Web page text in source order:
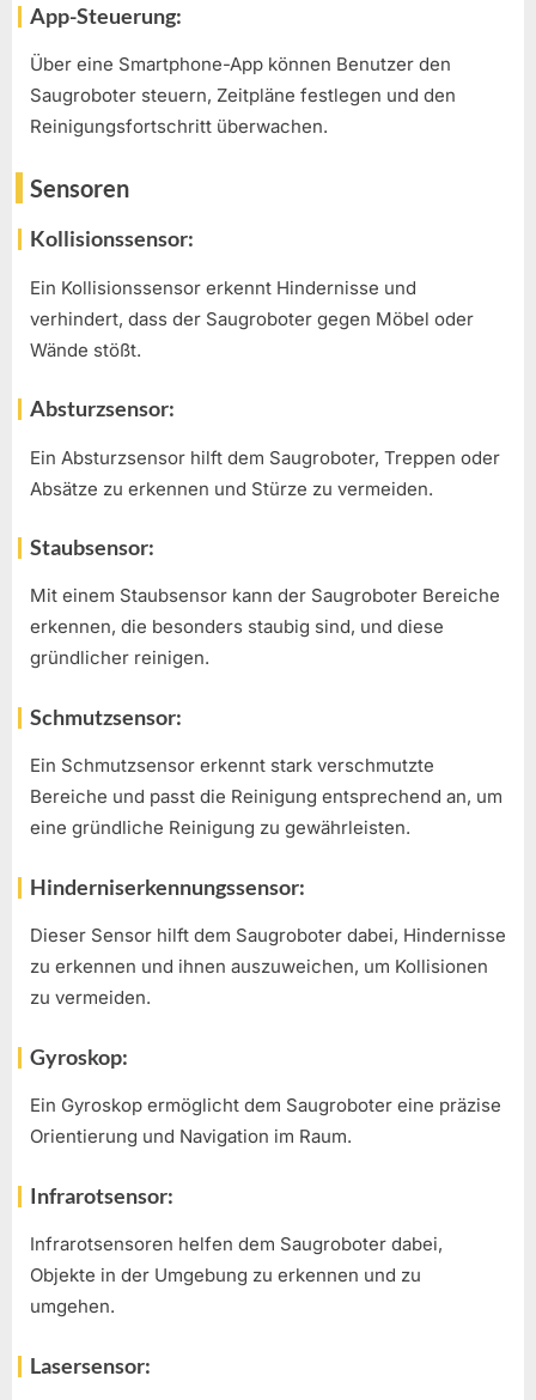
App-Steuerung:
Über eine Smartphone-App können Benutzer den
Saugroboter steuern, Zeitpläne festlegen und den
Reinigungsfortschritt überwachen.
Sensoren
Kollisionssensor:
Ein Kollisionssensor erkennt Hindernisse und
verhindert, dass der Saugroboter gegen Möbel oder
Wände stößt.
Absturzsensor:
Ein Absturzsensor hilft dem Saugroboter, Treppen oder
Absätze zu erkennen und Stürze zu vermeiden.
Staubsensor:
Mit einem Staubsensor kann der Saugroboter Bereiche
erkennen, die besonders staubig sind, und diese
gründlicher reinigen.
Schmutzsensor:
Ein Schmutzsensor erkennt stark verschmutzte
Bereiche und passt die Reinigung entsprechend an, um
eine gründliche Reinigung zu gewährleisten.
Hinderniserkennungssensor:
Dieser Sensor hilft dem Saugroboter dabei, Hindernisse
zu erkennen und ihnen auszuweichen, um Kollisionen
zu vermeiden.
Gyroskop:
Ein Gyroskop ermöglicht dem Saugroboter eine präzise
Orientierung und Navigation im Raum.
Infrarotsensor:
Infrarotsensoren helfen dem Saugroboter dabei,
Objekte in der Umgebung zu erkennen und zu
umgehen.
Lasersensor: